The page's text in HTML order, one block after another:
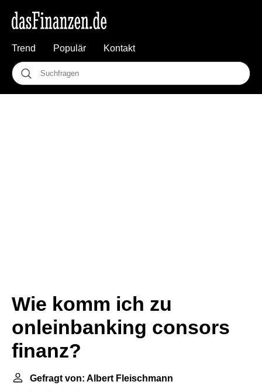
Trend Populär Kontakt
Wie komm ich zu
onleinbanking consors
finanz?
Gefragt von: Albert Fleischmann